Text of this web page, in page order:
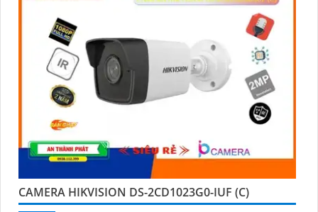
CAMERA HIKVISION DS-2CD1023G0-IUF (C)